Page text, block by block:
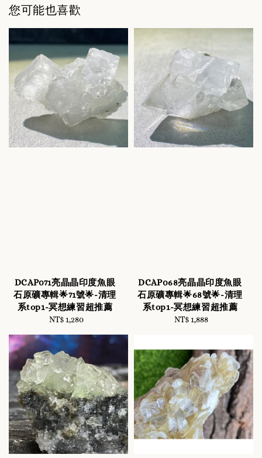
您可能也喜歡
DCAP071亮晶晶印度魚眼
石原礦專輯🌟71號🌟-清理
系top1-冥想練習超推薦
Regular
NT$ 1,280
DCAP068亮晶晶印度魚眼
石原礦專輯🌟68號🌟-清理
系top1-冥想練習超推薦
Regular
NT$ 1,888